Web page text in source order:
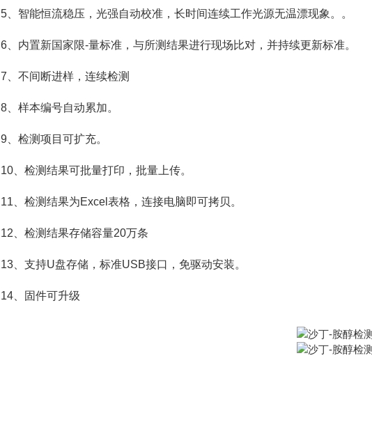
5、智能恒流稳压，光强自动校准，长时间连续工作光源无温漂现象。。
6、内置新国家限-量标准，与所测结果进行现场比对，并持续更新标准。
7、不间断进样，连续检测
8、样本编号自动累加。
9、检测项目可扩充。
10、检测结果可批量打印，批量上传。
11、检测结果为Excel表格，连接电脑即可拷贝。
12、检测结果存储容量20万条
13、支持U盘存储，标准USB接口，免驱动安装。
14、固件可升级